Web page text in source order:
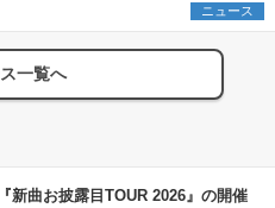
ニュース
一覧へ
新曲お披露目TOUR 2026』の開催